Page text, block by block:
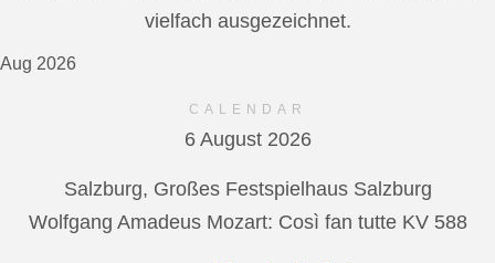
vielfach ausgezeichnet.
Aug 2026
CALENDAR
6 August 2026
Salzburg, Großes Festspielhaus Salzburg
Wolfgang Amadeus Mozart: Così fan tutte KV 588